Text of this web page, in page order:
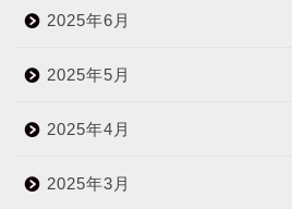
2025年6月
2025年5月
2025年4月
2025年3月